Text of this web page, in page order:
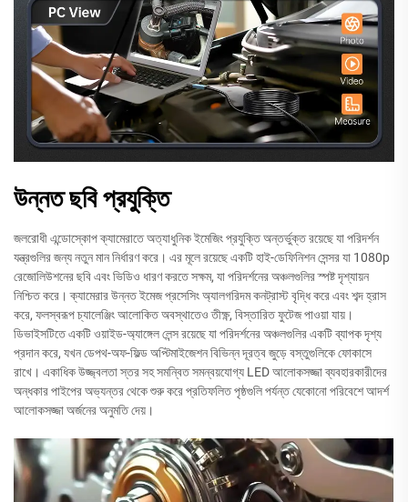
উন্নত ছবি প্রযুক্তি
জলরোধী এন্ডোস্কোপ ক্যামেরাতে অত্যাধুনিক ইমেজিং প্রযুক্তি অন্তর্ভুক্ত রয়েছে যা পরিদর্শন
যন্ত্রগুলির জন্য নতুন মান নির্ধারণ করে। এর মূলে রয়েছে একটি হাই-ডেফিনিশন সেন্সর যা 1080p
রেজোলিউশনের ছবি এবং ভিডিও ধারণ করতে সক্ষম, যা পরিদর্শনের অঞ্চলগুলির স্পষ্ট দৃশ্যায়ন
নিশ্চিত করে। ক্যামেরার উন্নত ইমেজ প্রসেসিং অ্যালগরিদম কনট্রাস্ট বৃদ্ধি করে এবং শব্দ হ্রাস
করে, ফলস্বরূপ চ্যালেঞ্জিং আলোকিত অবস্থাতেও তীক্ষ্ণ, বিস্তারিত ফুটেজ পাওয়া যায়।
ডিভাইসটিতে একটি ওয়াইড-অ্যাঙ্গেল লেন্স রয়েছে যা পরিদর্শনের অঞ্চলগুলির একটি ব্যাপক দৃশ্য
প্রদান করে, যখন ডেপথ-অফ-ফিল্ড অপ্টিমাইজেশন বিভিন্ন দূরত্ব জুড়ে বস্তুগুলিকে ফোকাসে
রাখে। একাধিক উজ্জ্বলতা স্তর সহ সমন্বিত সমন্বয়যোগ্য LED আলোকসজ্জা ব্যবহারকারীদের
অন্ধকার পাইপের অভ্যন্তর থেকে শুরু করে প্রতিফলিত পৃষ্ঠগুলি পর্যন্ত যেকোনো পরিবেশে আদর্শ
আলোকসজ্জা অর্জনের অনুমতি দেয়।